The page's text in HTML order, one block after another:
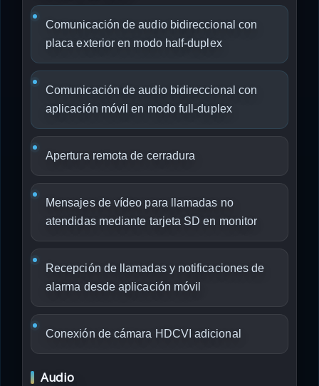
Comunicación de audio bidireccional con
placa exterior en modo half-duplex
Comunicación de audio bidireccional con
aplicación móvil en modo full-duplex
Apertura remota de cerradura
Mensajes de vídeo para llamadas no
atendidas mediante tarjeta SD en monitor
Recepción de llamadas y notificaciones de
alarma desde aplicación móvil
Conexión de cámara HDCVI adicional
Audio